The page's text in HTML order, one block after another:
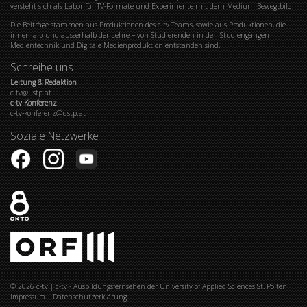
versteht sich als Labor für TV-Formate und Experimente mit dem Medium Bewegtbild.
Die Beiträge stammen aus Produktionen des c-tv Teams, sowie aus Produktionen, die –
innerhalb und ausserhalb der Lehre – von Studierenden in den Studiengängen
Medientechnik und Digitale Medienproduktion entstanden sind.
Schreibe uns
Leitung & Redaktion
c-tv@ustp.at
c-tv Konferenz
c-tv-konferenz@ustp.at
Soziale Netzwerke
© 2026c-tv |c-tv - Ausbildungsfernsehen der University of Applied Sciences St. Pölten|
Impressum |Datenschutzerklärung